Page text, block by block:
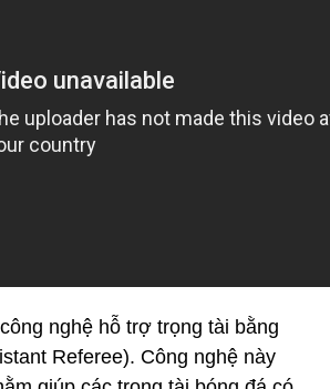
nghệ hỗ trợ trọng tài bằng
Referee). Công nghệ này